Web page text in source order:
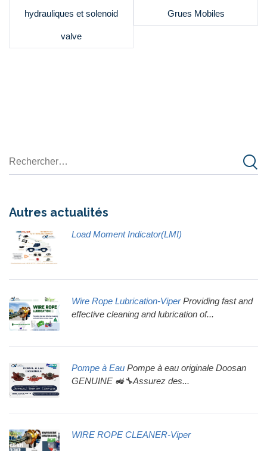
hydrauliques et solenoid
valve
Grues Mobiles
Autres actualités
Load Moment Indicator(LMI)
Wire Rope Lubrication-Viper Providing fast and
effective cleaning and lubrication of...
Pompe à Eau Pompe à eau originale Doosan
GENUINE 🚜🔧Assurez des...
WIRE ROPE CLEANER-Viper